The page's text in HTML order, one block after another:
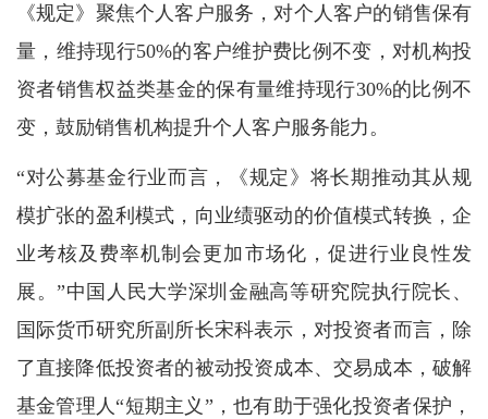
《规定》聚焦个人客户服务，对个人客户的销售保有
量，维持现行50%的客户维护费比例不变，对机构投
资者销售权益类基金的保有量维持现行30%的比例不
变，鼓励销售机构提升个人客户服务能力。
“对公募基金行业而言，《规定》将长期推动其从规
模扩张的盈利模式，向业绩驱动的价值模式转换，企
业考核及费率机制会更加市场化，促进行业良性发
展。”中国人民大学深圳金融高等研究院执行院长、
国际货币研究所副所长宋科表示，对投资者而言，除
了直接降低投资者的被动投资成本、交易成本，破解
基金管理人“短期主义”，也有助于强化投资者保护，